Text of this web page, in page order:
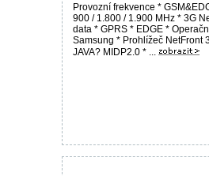
Provozní frekvence *
900 / 1.800 / 1.900 MHz * 3G
data * GPRS * EDGE *
Samsung * Prohlížeč NetFront
JAVA? MIDP2.0 * ...